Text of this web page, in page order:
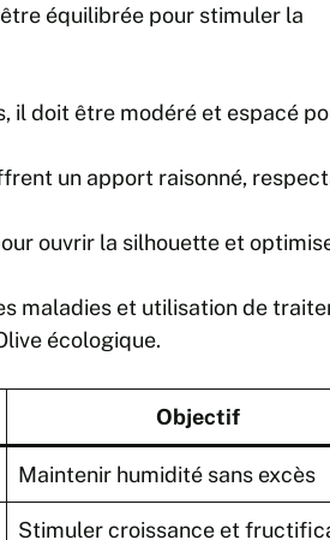
équilibrée pour stimuler la
il doit être modéré et espacé
un apport raisonné,
ouvrir la silhouette et
maladies et utilisation de
écologique.
Objectif
Maintenir humidité sans excès
Stimuler croissance et